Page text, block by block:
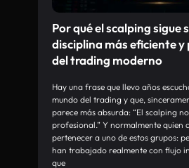
Por qué el scalping sigue
disciplina más eficiente
del trading moderno
Hay una frase que llevo años
mundo del trading y que,
parece más absurda: “El scalping
profesional.” Y normalmente quien
pertenecer a uno de estos grupos:
han trabajado realmente con flujo
que